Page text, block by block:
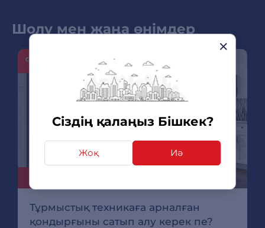
Сіздің қалаңыз Бішкек?
Жоқ Иә
Шолу мен жаңа өнімдер
Тұрмыстық техникаға арналған
қондырғыны сатып алу керек пе?